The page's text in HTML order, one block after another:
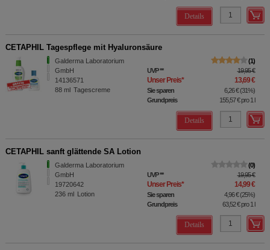
Details
CETAPHIL Tagespflege mit Hyaluronsäure
Galderma Laboratorium
GmbH
14136571
88 ml Tagescreme
1
UVP** 19,95 €
Unser Preis* 13,69 €
Sie sparen 6,26 €(31%)
Grundpreis
155,57 €pro 1 l
Details
CETAPHIL sanft glättende SA Lotion
Galderma Laboratorium
GmbH
19720642
236 ml Lotion
0
UVP** 19,95 €
Unser Preis* 14,99 €
Sie sparen 4,96 €(25%)
Grundpreis
63,52 €pro 1 l
Details